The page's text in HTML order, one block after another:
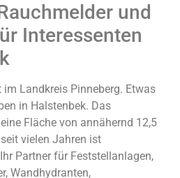
und
Interessenten
Landkreis Pinneberg. Etwas
in Halstenbek. Das
Fläche von annähernd 12,5
vielen Jahren ist
Partner für Feststellanlagen,
Wandhydranten,